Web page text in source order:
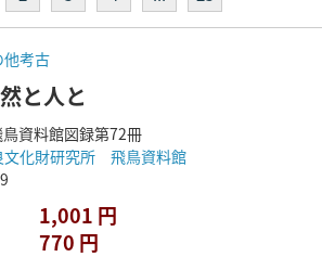
他考古
と人と
資料館図録第72冊
文化財研究所 飛鳥資料館
1,001 円
770 円